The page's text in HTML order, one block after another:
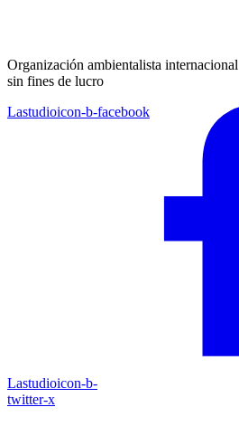
Organización ambientalista internacional
sin fines de lucro
Lastudioicon-b-facebook
Lastudioicon-b-
twitter-x